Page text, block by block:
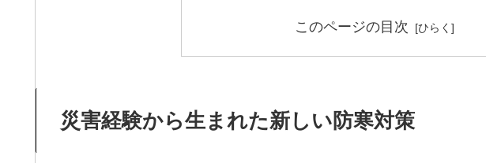
このページの目次
災害経験から生まれた新しい防寒対策